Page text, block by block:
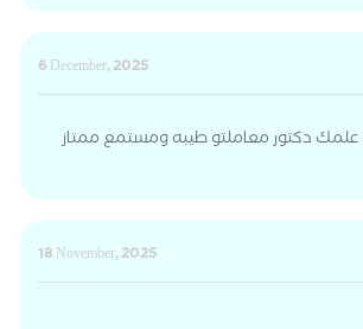
6 December, 2025
في علمك دكتور معاملتو طيبه ومستمع ممتاز
18 November, 2025